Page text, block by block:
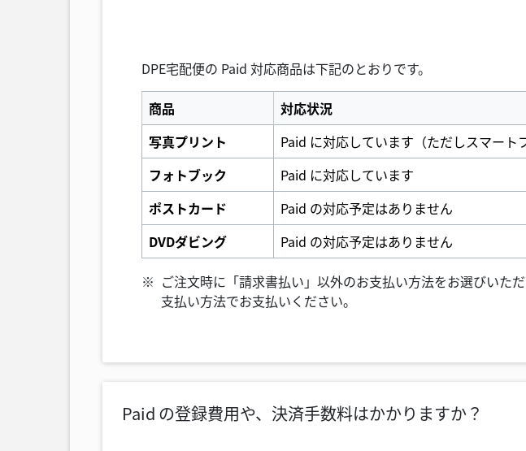
DPE宅配便の Paid 対応商品は下記のとおりです。
商品
対応状況
写真プリント
Paid に対応しています（ただしスマート
フォトブック
Paid に対応しています
ポストカード
Paid の対応予定はありません
DVDダビング
Paid の対応予定はありません
ご注文時に「請求書払い」以外のお支払い方法をお選びいた
支払い方法でお支払いください。
Paid の登録費用や、決済手数料はかかりますか？